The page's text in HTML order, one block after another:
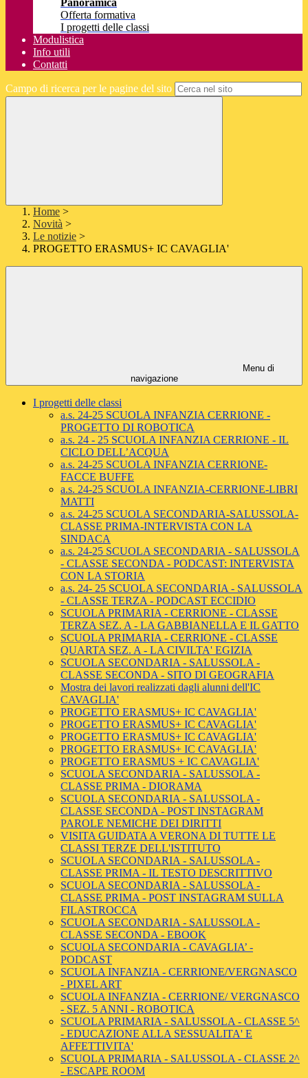
Panoramica
Offerta formativa
I progetti delle classi
Modulistica
Info utili
Contatti
Campo di ricerca per le pagine del sito
Home >
Novità >
Le notizie >
PROGETTO ERASMUS+ IC CAVAGLIA'
Menu di
navigazione
I progetti delle classi
a.s. 24-25 SCUOLA INFANZIA CERRIONE -
PROGETTO DI ROBOTICA
a.s. 24 - 25 SCUOLA INFANZIA CERRIONE - IL
CICLO DELL’ACQUA
a.s. 24-25 SCUOLA INFANZIA CERRIONE-
FACCE BUFFE
a.s. 24-25 SCUOLA INFANZIA-CERRIONE-LIBRI
MATTI
a.s. 24-25 SCUOLA SECONDARIA-SALUSSOLA-
CLASSE PRIMA-INTERVISTA CON LA
SINDACA
a.s. 24-25 SCUOLA SECONDARIA - SALUSSOLA
- CLASSE SECONDA - PODCAST: INTERVISTA
CON LA STORIA
a.s. 24- 25 SCUOLA SECONDARIA - SALUSSOLA
- CLASSE TERZA - PODCAST ECCIDIO
SCUOLA PRIMARIA - CERRIONE - CLASSE
TERZA SEZ. A - LA GABBIANELLA E IL GATTO
SCUOLA PRIMARIA - CERRIONE - CLASSE
QUARTA SEZ. A - LA CIVILTA' EGIZIA
SCUOLA SECONDARIA - SALUSSOLA -
CLASSE SECONDA - SITO DI GEOGRAFIA
Mostra dei lavori realizzati dagli alunni dell'IC
CAVAGLIA'
PROGETTO ERASMUS+ IC CAVAGLIA'
PROGETTO ERASMUS+ IC CAVAGLIA'
PROGETTO ERASMUS+ IC CAVAGLIA'
PROGETTO ERASMUS+ IC CAVAGLIA'
PROGETTO ERASMUS + IC CAVAGLIA'
SCUOLA SECONDARIA - SALUSSOLA -
CLASSE PRIMA - DIORAMA
SCUOLA SECONDARIA - SALUSSOLA -
CLASSE SECONDA - POST INSTAGRAM
PAROLE NEMICHE DEI DIRITTI
VISITA GUIDATA A VERONA DI TUTTE LE
CLASSI TERZE DELL'ISTITUTO
SCUOLA SECONDARIA - SALUSSOLA -
CLASSE PRIMA - IL TESTO DESCRITTIVO
SCUOLA SECONDARIA - SALUSSOLA -
CLASSE PRIMA - POST INSTAGRAM SULLA
FILASTROCCA
SCUOLA SECONDARIA - SALUSSOLA -
CLASSE SECONDA - EBOOK
SCUOLA SECONDARIA - CAVAGLIA’ -
PODCAST
SCUOLA INFANZIA - CERRIONE/VERGNASCO
- PIXEL ART
SCUOLA INFANZIA - CERRIONE/ VERGNASCO
- SEZ. 5 ANNI - ROBOTICA
SCUOLA PRIMARIA - SALUSSOLA - CLASSE 5^
- EDUCAZIONE ALLA SESSUALITA' E
AFFETTIVITA'
SCUOLA PRIMARIA - SALUSSOLA - CLASSE 2^
- ESCAPE ROOM